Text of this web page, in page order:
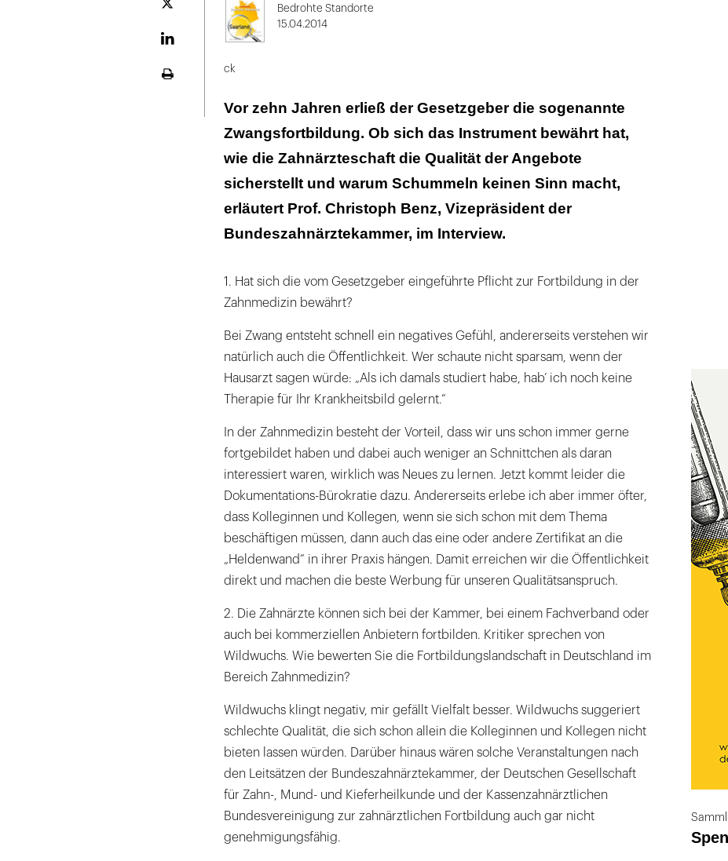
Beleg
Plattform
Bedrohte Standorte
15.04.2014
ck
Vor zehn Jahren erließ der Gesetzgeber die sogenannte
Zwangsfortbildung. Ob sich das Instrument bewährt hat,
wie die Zahnärzteschaft die Qualität der Angebote
sicherstellt und warum Schummeln keinen Sinn macht,
erläutert Prof. Christoph Benz, Vizepräsident der
Bundeszahnärztekammer, im Interview.
1. Hat sich die vom Gesetzgeber eingeführte Pflicht zur Fortbildung in der
Zahnmedizin bewährt?
Bei Zwang entsteht schnell ein negatives Gefühl, andererseits verstehen wir
natürlich auch die Öffentlichkeit. Wer schaute nicht sparsam, wenn der
Hausarzt sagen würde: „Als ich damals studiert habe, hab’ ich noch keine
Therapie für Ihr Krankheitsbild gelernt.“
In der Zahnmedizin besteht der Vorteil, dass wir uns schon immer gerne
fortgebildet haben und dabei auch weniger an Schnittchen als daran
interessiert waren, wirklich was Neues zu lernen. Jetzt kommt leider die
Dokumentations-Bürokratie dazu. Andererseits erlebe ich aber immer öfter,
dass Kolleginnen und Kollegen, wenn sie sich schon mit dem Thema
beschäftigen müssen, dann auch das eine oder andere Zertifikat an die
„Heldenwand“ in ihrer Praxis hängen. Damit erreichen wir die Öffentlichkeit
direkt und machen die beste Werbung für unseren Qualitätsanspruch.
2. Die Zahnärzte können sich bei der Kammer, bei einem Fachverband oder
auch bei kommerziellen Anbietern fortbilden. Kritiker sprechen von
Wildwuchs. Wie bewerten Sie die Fortbildungslandschaft in Deutschland im
Bereich Zahnmedizin?
Wildwuchs klingt negativ, mir gefällt Vielfalt besser. Wildwuchs suggeriert
schlechte Qualität, die sich schon allein die Kolleginnen und Kollegen nicht
bieten lassen würden. Darüber hinaus wären solche Veranstaltungen nach
den Leitsätzen der Bundeszahnärztekammer, der Deutschen Gesellschaft
für Zahn-, Mund- und Kieferheilkunde und der Kassenzahnärztlichen
Bundesvereinigung zur zahnärztlichen Fortbildung auch gar nicht
genehmigungsfähig.